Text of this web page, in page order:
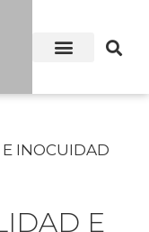
INOCUIDAD
E